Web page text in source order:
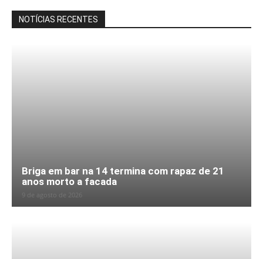
NOTÍCIAS RECENTES
Briga em bar na 14 termina com rapaz de 21
anos morto a facada
9 de agosto de 2026